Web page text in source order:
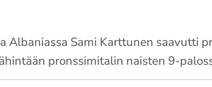
Albaniassa Sami Karttunen saavutti
pronssimitalin naisten 9-